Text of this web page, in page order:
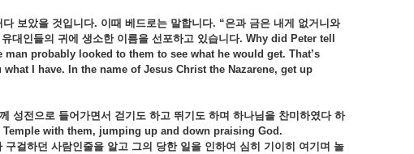
보았을 것입니다. 이때 베드로는 말합니다. “은과 금은 내게 없거니와
대인들의 귀에 생소한 이름을 선포하고 있습니다. Why did Peter tell
probably looked to them to see what he would get. That’s
I have. In the name of Jesus Christ the Nazarene, get up
성전으로 들어가면서 걷기도 하고 뛰기도 하며 하나님을 찬미하였다 하
with them, jumping up and down praising God.
걸하던 사람인줄을 알고 그의 당한 일을 인하여 심히 기이히 여기며 놀